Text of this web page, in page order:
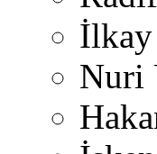
Nuri